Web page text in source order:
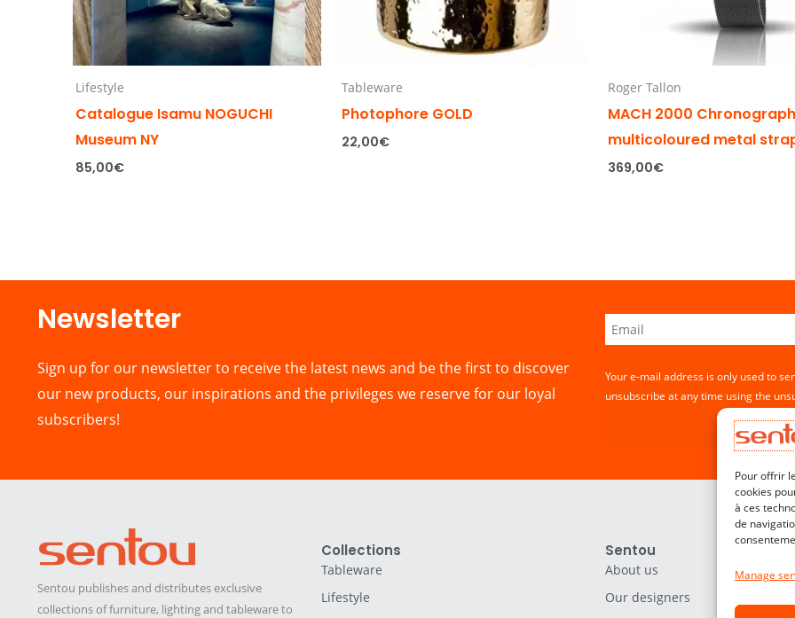
Pour offrir
cookies
à ces
de
Manage
Lifestyle
Catalogue Isamu NOGUCHI
Museum NY
85,00€
Tableware
Photophore GOLD
22,00€
Roger Tallon
MACH 2000 Chronograph
multicoloured metal
369,00€
Newsletter​
Sign up for our newsletter to receive the latest news and be the first to discover
our new products, our inspirations and the privileges we reserve for our loyal
subscribers!
Your e-mail address is only used to
unsubscribe at any time using the
Sentou publishes and distributes exclusive
collections of furniture, lighting and tableware to
Collections
Tableware
Lifestyle
Sentou
About us
Our designers